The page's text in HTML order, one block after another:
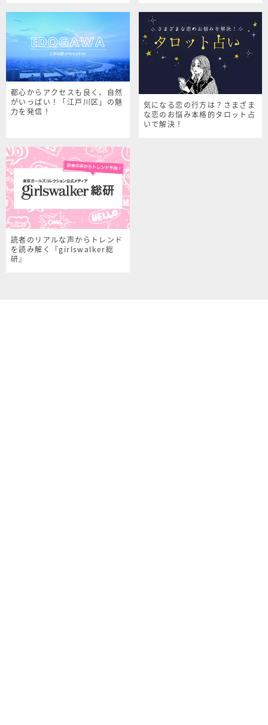
都心からアクセスも良く、自然
がいっぱい！「江戸川区」の魅
力を発信！
気になる恋の行方は？さまざま
な恋のお悩み本格的タロット占
いで解決！
読者のリアルな声からトレンド
を読み解く『girlswalker総
研』